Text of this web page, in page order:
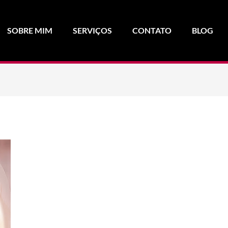
SOBRE MIM SERVIÇOS CONTATO BLOG